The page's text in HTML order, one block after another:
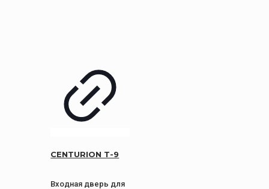
CENTURION Т-9
Входная дверь для